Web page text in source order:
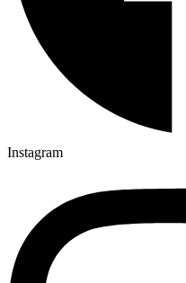
Instagram